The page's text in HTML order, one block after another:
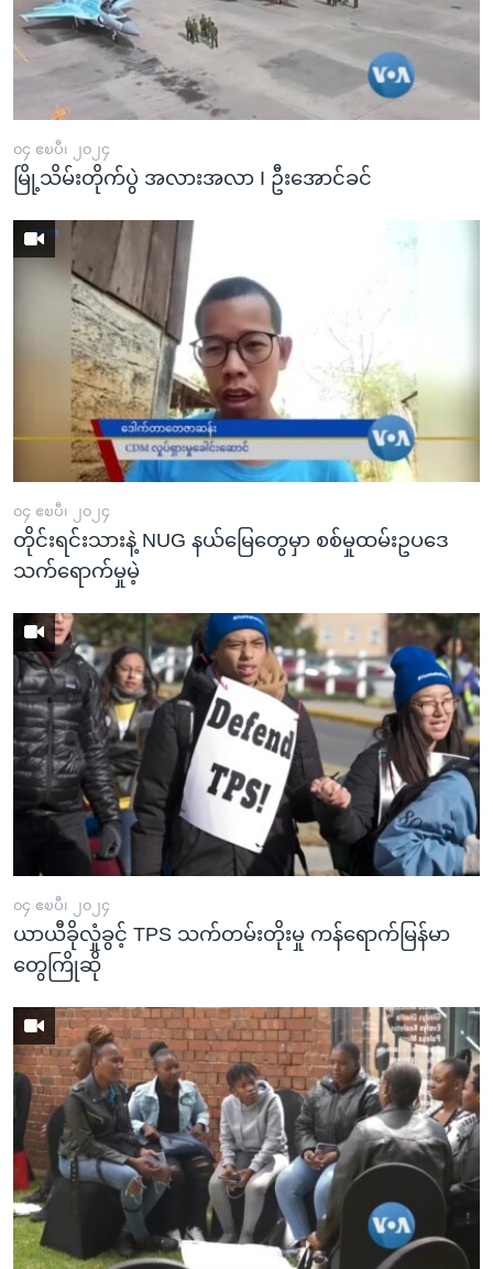
၀၄ ဧၿပီ၊ ၂၀၂၄
မြို့သိမ်းတိုက်ပွဲ အလားအလာ I ဦးအောင်ခင်
၀၄ ဧၿပီ၊ ၂၀၂၄
တိုင်းရင်းသားနဲ့ NUG နယ်မြေတွေမှာ စစ်မှုထမ်းဥပဒေ
သက်ရောက်မှုမဲ့
၀၄ ဧၿပီ၊ ၂၀၂၄
ယာယီခိုလှုံခွင့် TPS သက်တမ်းတိုးမှု ကန်ရောက်မြန်မာ
တွေကြိုဆို